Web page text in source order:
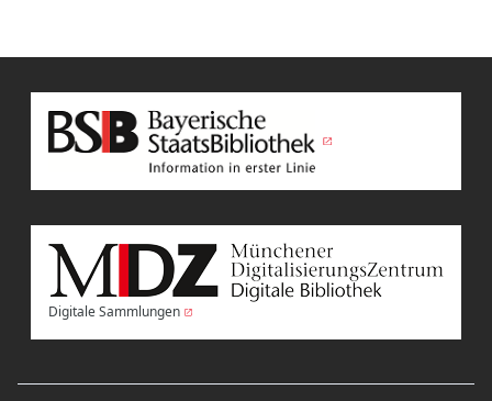
Digitale Sammlungen